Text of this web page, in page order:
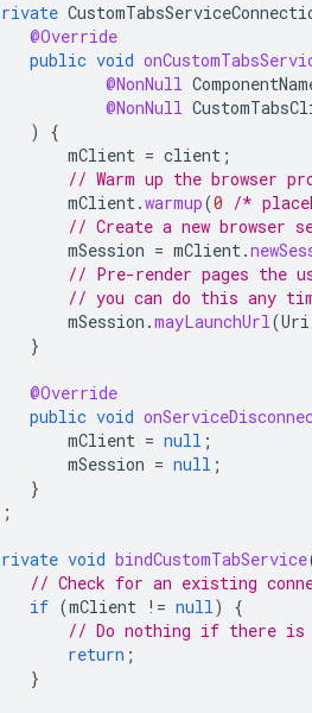
@Override
public void
@NonNull
@NonNull
)
{
mClient = client ;
// Warm up the browser
mClient.warmup(0 /*
// Create a new browser
mSession = mClient.
// Pre-render pages
// you can do this any
mSession .mayLaunchUrl(Uri
}
@Override
public void
mClient = null ;
mSession = null ;
}
void bindCustomTabService
// Check for an existing
if (mClient != null)
{
// Do nothing if there is
return ;
}